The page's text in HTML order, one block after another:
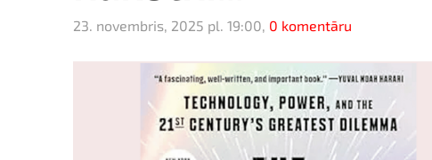
23. novembris, 2025 pl. 19:00, 0 komentāru